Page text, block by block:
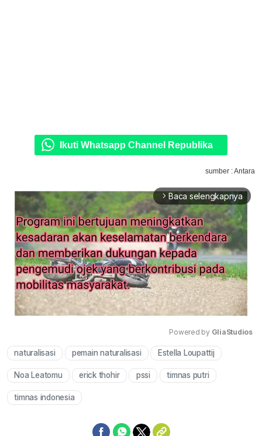
Ikuti Whatsapp Channel Republika
sumber : Antara
arrow_forward_ios Baca selengkapnya
Mute
Powered by GliaStudios
naturalisasi pemain naturalisasi Estella Loupattij
Noa Leatomu erick thohir pssi timnas putri
timnas indonesia